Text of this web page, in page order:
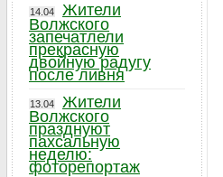
14.04
Жители
Волжского
запечатлели
прекрасную
двойную радугу
после ливня
13.04
Жители
Волжского
празднуют
пахсальную
неделю:
фоторепортаж